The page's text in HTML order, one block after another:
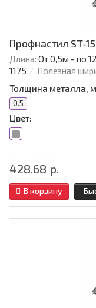
Профнастил ST-
Длина: От 0,5м - по
1175
Полезная
Толщина металла,
0.5
Цвет:
428.68 р.
В корзину